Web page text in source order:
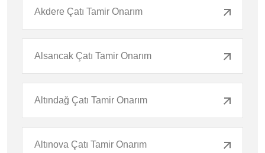
Akdere Çatı Tamir Onarım
Alsancak Çatı Tamir Onarım
Altındağ Çatı Tamir Onarım
Altınova Çatı Tamir Onarım